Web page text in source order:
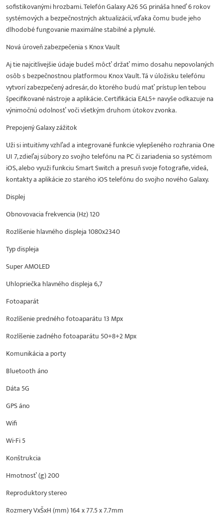
sofistikovanými hrozbami. Telefón Galaxy A26 5G prináša hneď 6 rokov
systémových a bezpečnostných aktualizácií, vďaka čomu bude jeho
dlhodobé fungovanie maximálne stabilné a plynulé.
Nová úroveň zabezpečenia s Knox Vault
Aj tie najcitlivejšie údaje budeš môcť držať mimo dosahu nepovolaných
osôb s bezpečnostnou platformou Knox Vault. Tá v úložisku telefónu
vytvorí zabezpečený adresár, do ktorého budú mať prístup len tebou
špecifikované nástroje a aplikácie. Certifikácia EAL5+ navyše odkazuje na
výnimočnú odolnosť voči všetkým druhom útokov zvonka.
Prepojený Galaxy zážitok
Uži si intuitívny vzhľad a integrované funkcie vylepšeného rozhrania One
UI 7, zdieľaj súbory zo svojho telefónu na PC či zariadenia so systémom
iOS, alebo využi funkciu Smart Switch a presuň svoje fotografie, videá,
kontakty a aplikácie zo starého iOS telefónu do svojho nového Galaxy.
Displej
Obnovovacia frekvencia (Hz) 120
Rozlíšenie hlavného displeja 1080x2340
Typ displeja
Super AMOLED
Uhlopriečka hlavného displeja 6,7
Fotoaparát
Rozlíšenie predného fotoaparátu 13 Mpx
Rozlíšenie zadného fotoaparátu 50+8+2 Mpx
Komunikácia a porty
Bluetooth áno
Dáta 5G
GPS áno
Wifi
Wi-Fi 5
Konštrukcia
Hmotnosť (g) 200
Reproduktory stereo
Rozmery VxŠxH (mm) 164 x 77.5 x 7.7mm